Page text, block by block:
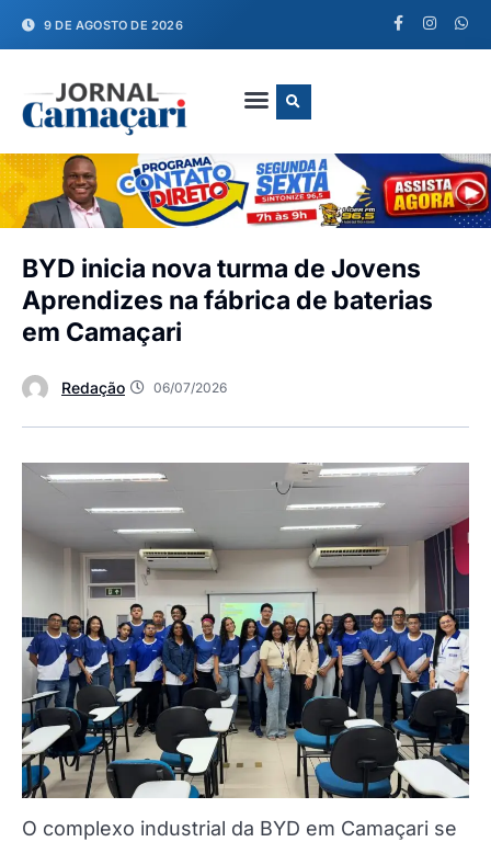
9 DE AGOSTO DE 2026
BYD inicia nova turma de Jovens
Aprendizes na fábrica de baterias
em Camaçari
Redação 06/07/2026
O complexo industrial da BYD em Camaçari se